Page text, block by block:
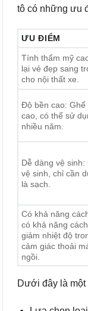
tô có những ưu
ƯU ĐIỂM
Tính thẩm mỹ
lại vẻ đẹp sang
cho nội thất xe.
Độ bền cao: Ghế
cao, có thể sử
nhiều năm.
Dễ dàng vệ
vệ sinh, chỉ cần
là sạch.
Có khả năng
có khả năng
giảm nhiệt độ
cảm giác thoải
ngồi.
Dưới đây là một